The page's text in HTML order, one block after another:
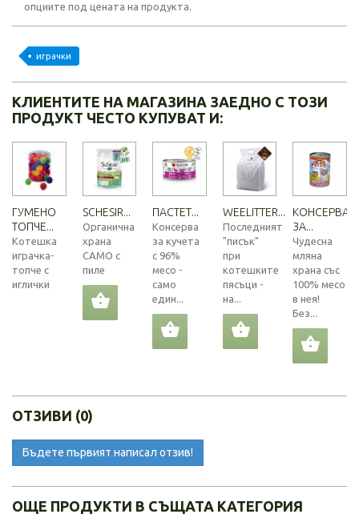
опциите под цената на продукта.
играчки
КЛИЕНТИТЕ НА МАГАЗИНА ЗАЕДНО С ТОЗИ
ПРОДУКТ ЧЕСТО КУПУВАТ И:
ГУМЕНО
ТОПЧЕ...
Котешка
играчка-
топче с
иглички
SCHESIR...
Органична
храна
САМО с
пиле
ПАСТЕТ...
Консерва
за кучета
с 96%
месо -
само
един...
WEELITTER...
Последният
"писък"
при
котешките
пясъци -
на...
КОНСЕРВА
ЗА...
Чудесна
мляна
храна със
100% месо
в нея!
Без...
ОТЗИВИ (0)
Бъдете първият написал отзив!
ОЩЕ ПРОДУКТИ В СЪЩАТА КАТЕГОРИЯ